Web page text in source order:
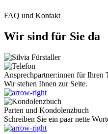
FAQ und Kontakt
Wir sind für Sie da
Ansprechpartner:innen für Ihren
Wir stehen Ihnen zur Seite.
Parten und Kondolenzbuch
Schreiben Sie ein paar nette